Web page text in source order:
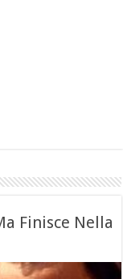
Finisce Nella